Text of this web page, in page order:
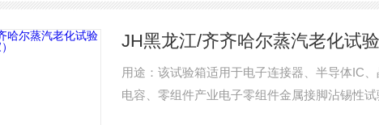
JH黑龙江/齐齐哈尔蒸汽老化试
用途：该试验箱适用于电子连接器、半导体IC
电容、零组件产业电子零组件金属接脚沾锡性